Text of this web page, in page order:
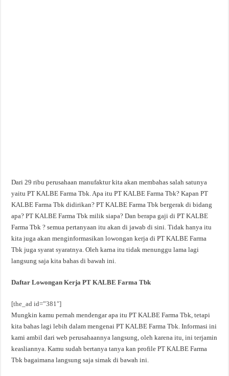
Dari 29 ribu perusahaan manufaktur kita akan membahas salah satunya
yaitu PT KALBE Farma Tbk. Apa itu PT KALBE Farma Tbk? Kapan PT
KALBE Farma Tbk didirikan? PT KALBE Farma Tbk bergerak di bidang
apa? PT KALBE Farma Tbk milik siapa? Dan berapa gaji di PT KALBE
Farma Tbk ? semua pertanyaan itu akan di jawab di sini. Tidak hanya itu
kita juga akan menginformasikan lowongan kerja di PT KALBE Farma
Tbk juga syarat syaratnya. Oleh karna itu tidak menunggu lama lagi
langsung saja kita bahas di bawah ini.
Daftar Lowongan Kerja PT KALBE Farma Tbk
[the_ad id=”381″]
Mungkin kamu pernah mendengar apa itu PT KALBE Farma Tbk, tetapi
kita bahas lagi lebih dalam mengenai PT KALBE Farma Tbk. Informasi ini
kami ambil dari web perusahaannya langsung, oleh karena itu, ini terjamin
keasliannya. Kamu sudah bertanya tanya kan profile PT KALBE Farma
Tbk bagaimana langsung saja simak di bawah ini.